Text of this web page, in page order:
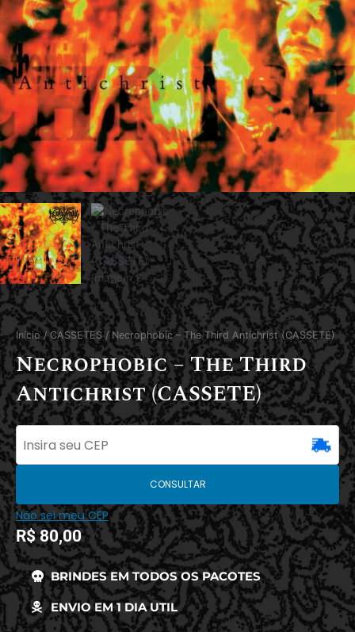
Início/CASSETES/ Necrophobic – The Third Antichrist (CASSETE)
Necrophobic – The Third
Antichrist (CASSETE)
CONSULTAR
Não sei meu CEP
R$80,00
BRINDES EM TODOS OS PACOTES
ENVIO EM 1 DIA UTIL